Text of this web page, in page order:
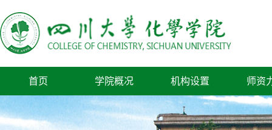
首页 学院概况 机构设置 师资